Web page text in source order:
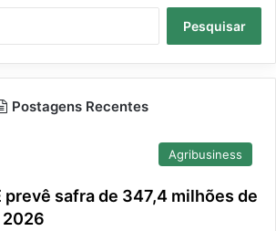
Postagens Recentes
Agribusiness
prevê safra de 347,4 milhões de
2026